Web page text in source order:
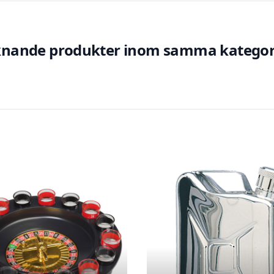
produkter inom samma